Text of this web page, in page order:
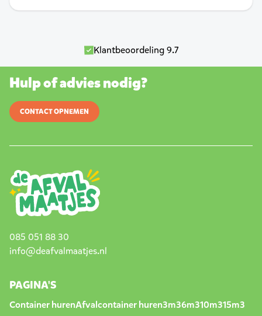
Klantbeoordeling 9.7
Hulp of advies nodig?
CONTACT OPNEMEN
085 051 88 30
info@deafvalmaatjes.nl
PAGINA'S
Container hurenAfvalcontainer huren3m36m310m315m3